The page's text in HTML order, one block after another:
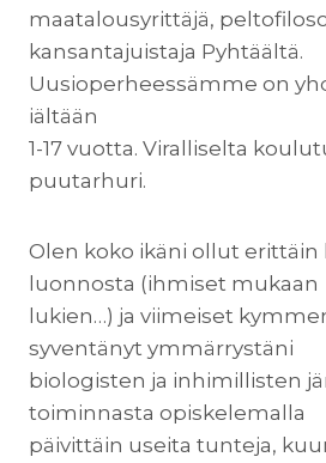
maatalousyrittäjä,
kansantajuistaja Pyhtäältä.
Uusioperheessämme on
iältään
1-17 vuotta. Viralliselta
puutarhuri.
Olen koko ikäni ollut
luonnosta (ihmiset mukaan
lukien…) ja viimeiset
syventänyt ymmärrystäni
biologisten ja inhimillisten
toiminnasta opiskelemalla
päivittäin useita tunteja,